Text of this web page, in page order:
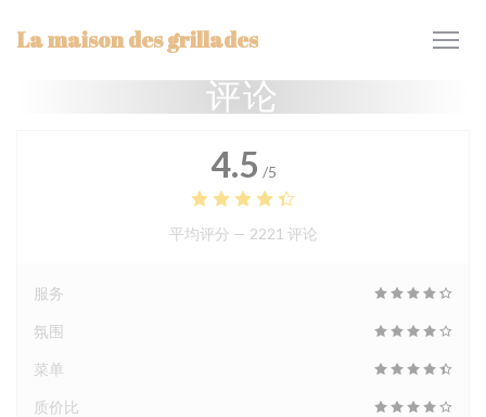
La maison des grillades
评论
4.5 /5
平均评分 — 2221 评论
服务
氛围
菜单
质价比